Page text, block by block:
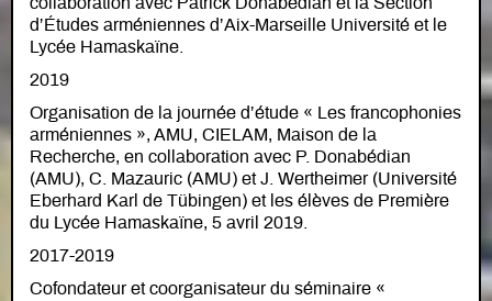
d’Études arméniennes d’Aix-Marseille Université et le
Lycée Hamaskaïne.
2019
Organisation de la journée d’étude « Les francophonies
arméniennes », AMU, CIELAM, Maison de la
Recherche, en collaboration avec P. Donabédian
(AMU), C. Mazauric (AMU) et J. Wertheimer (Université
Eberhard Karl de Tübingen) et les élèves de Première
du Lycée Hamaskaïne, 5 avril 2019.
2017-2019
Cofondateur et coorganisateur du séminaire «